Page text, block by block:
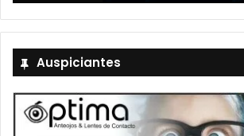
Auspiciantes